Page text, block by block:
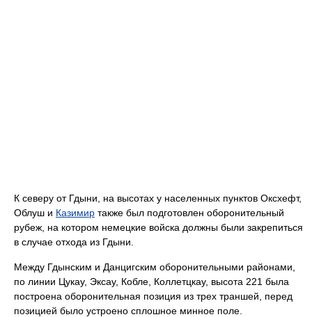
К северу от Гдыни, на высотах у населенных пунктов Оксхефт,
Облуш и Казимир также был подготовлен оборонительный
рубеж, на котором немецкие войска должны были закрепиться
в случае отхода из Гдыни.
Между Гдынским и Данцигским оборонительными районами,
по линии Цукау, Эксау, Кобле, Коллетцкау, высота 221 была
построена оборонительная позиция из трех траншей, перед
позицией было устроено сплошное минное поле.